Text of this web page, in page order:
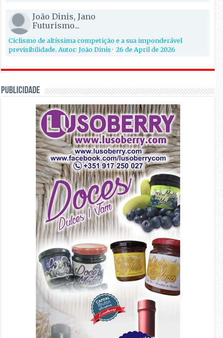
João Dinis, Jano
Futurismo...
Ciclismo de altíssima competição e a sua imponderável
previsibilidade. Autor: João Dinis·26 de April de 2026
PUBLICIDADE